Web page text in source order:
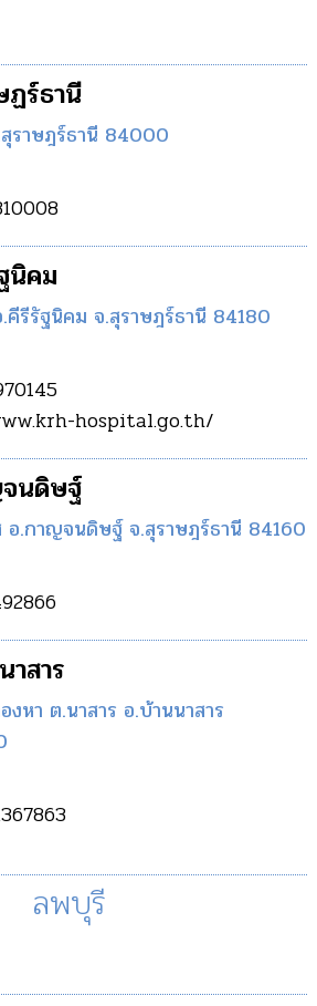
ฏร์ธานี
ราษฎร์ธานี 84000
นิคม
คีรีรัฐนิคม จ.สุราษฎร์ธานี 84180
hospital.go.th/
นดิษฐ์
.กาญจนดิษฐ์ จ.สุราษฎร์ธานี 84160
าสาร
หา ต.นาสาร อ.บ้านนาสาร
ลพบุรี